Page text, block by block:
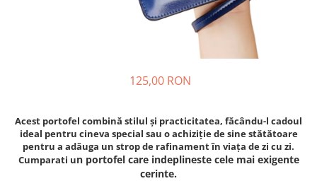
TV, Audio-Video & Foto
PC, Periferice & Accesorii IT
Huse telefoane mobile
125,00 RON
Acest portofel combină stilul și practicitatea, făcându-l cadoul
ideal pentru cineva special sau o achiziție de sine stătătoare
pentru a adăuga un strop de rafinament în viața de zi cu zi.
Cumparati un portofel care indeplineste cele mai exigente
cerinte.